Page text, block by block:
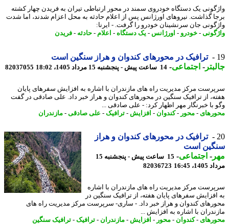
یک دستگاه خودروی سمند در محور ارتباطی تیران به فریدن چهار کشته
گذاشت. نیروهای اورژانس پس از اعلام حادثه به محل اعزام شدند، اما شدت
جان سرنشینان خودرو را گرفت. - ایرنا:
-خودرو-اورژانس -یک دستگاه-اعلام -حادثه-فریدن
ترافیک در محورهای کندوان و هراز سنگین است
-اجتماعی-14 ساعت پیش - پنجشنبه 15 مرداد 1405، 18:02 82037055
مرکز مدیریت راه های مازندران با اشاره به افزایش سفرهای پایان
از ترافیک سنگین در محورهای کندوان و هراز خبر داد. علی صادقی در گفت
با خبرنگار مهر اظهار کرد: - علی صادقی ...
-محور-کندوان- افزایش -ترافیک -علی صادقی-مازندران
ترافیک در محورهای کندوان و هراز
است
-اجتماعی-
15 ساعت پیش - پنجشنبه 15
16:45
82036723
مرکز مدیریت راه های مازندران با اشاره
سفرهای پایان هفته، از ترافیک سنگین در
کندوان و هراز خبر داد. - ساری- سرپرست مرکز مدیریت راه های
با اشاره به افزایش ...
-کندوان- محور-افزایش -مازندران- ترافیک -ترافیک سنگین